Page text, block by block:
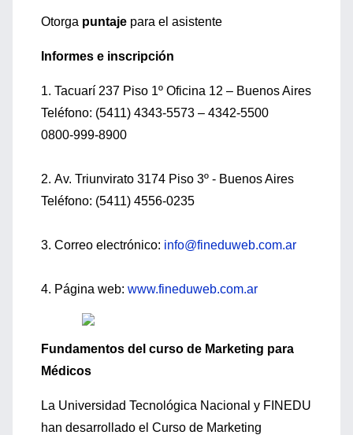
Otorga puntaje para el asistente
Informes e inscripción
1. Tacuarí 237 Piso 1º Oficina 12 – Buenos Aires
Teléfono: (5411) 4343-5573 – 4342-5500
0800-999-8900
2. Av. Triunvirato 3174 Piso 3º - Buenos Aires
Teléfono: (5411) 4556-0235
3. Correo electrónico: info@fineduweb.com.ar
4. Página web: www.fineduweb.com.ar
Fundamentos del curso de Marketing para
Médicos
La Universidad Tecnológica Nacional y FINEDU
han desarrollado el Curso de Marketing